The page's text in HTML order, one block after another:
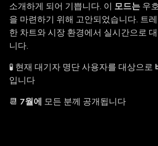
소개하게 되어 기쁩니다. 이 모드는우
을 마련하기 위해 고안되었습니다. 트
한 차트와 시장 환경에서 실시간으로
니다.
🧪 현재 대기자 명단 사용자를 대상으로
입니다
📆 7월에 모든 분께 공개됩니다